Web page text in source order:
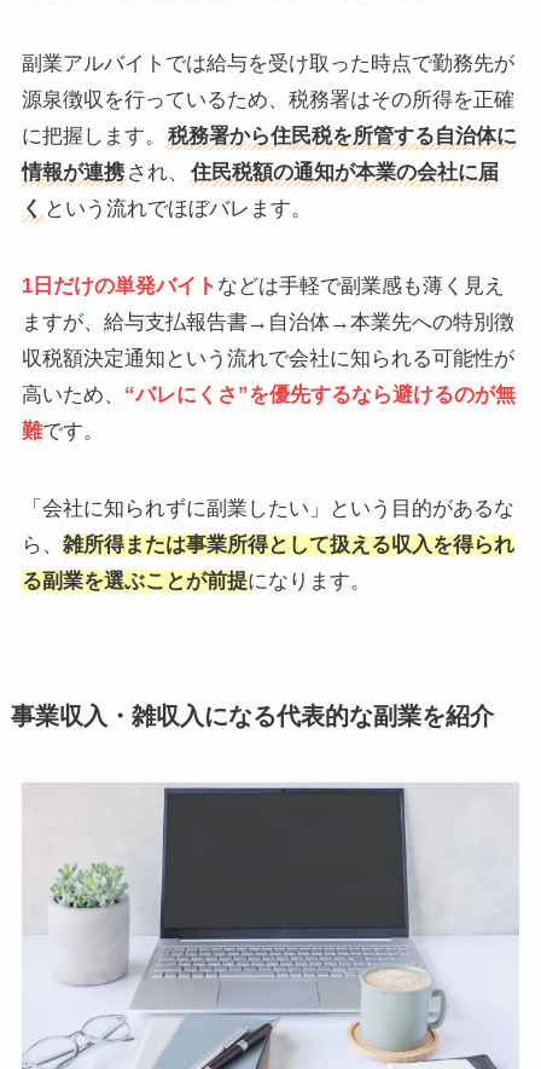
副業アルバイトでは給与を受け取った時点で勤務先が
源泉徴収を行っているため、税務署はその所得を正確
に把握します。
税務署から住民税を所管する自治体に
情報が連携 され、
住民税額の通知が本業の会社に届
く という流れでほぼバレます。
1日だけの単発バイト などは手軽で副業感も薄く見え
ますが、給与支払報告書→自治体→本業先への特別徴
収税額決定通知という流れで会社に知られる可能性が
高いため、 “バレにくさ”を優先するなら避けるのが無
難です。
「会社に知られずに副業したい」という目的があるな
ら、 雑所得または事業所得として扱える収入を得られ
る副業を選ぶことが前提になります。
事業収入・雑収入になる代表的な副業を紹介